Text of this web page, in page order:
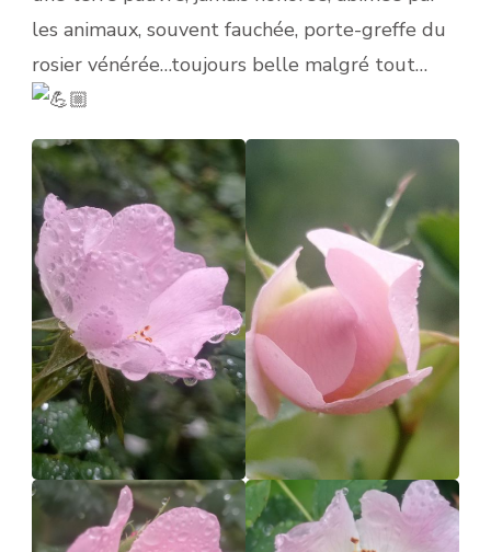
les animaux, souvent fauchée, porte-greffe du
rosier vénérée…toujours belle malgré tout…